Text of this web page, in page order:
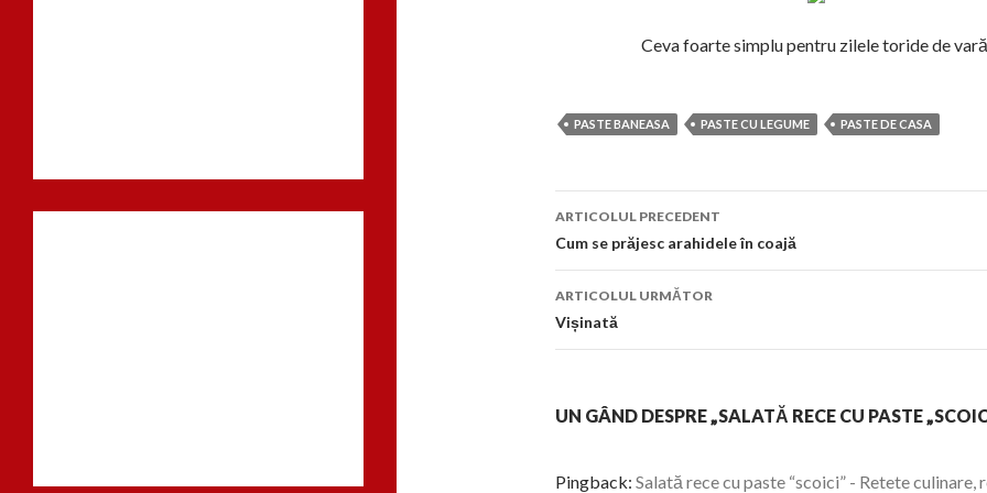
Ceva foarte simplu pentru zilele toride de
PASTE BANEASA PASTE CU LEGUME PASTE DE CASA
Navigare
în
articol
ARTICOLUL PRECEDENT
Cum se prăjesc arahidele în coajă
ARTICOLUL URMĂTOR
Vișinată
UN GÂND DESPRE „SALATĂ RECE CU PASTE
Pingback: Salată rece cu paste “scoici” - Retete culinare,